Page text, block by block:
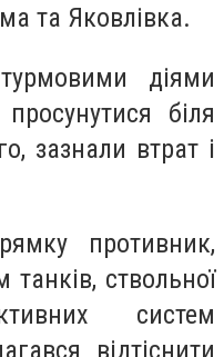
та Яковлівка.
діями
біля
зазнали втрат і
противник,
танків, ствольної
систем
відтіснити